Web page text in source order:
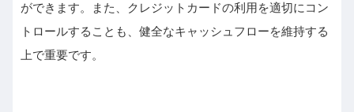
ができます。また、クレジットカードの利用を適切にコン
トロールすることも、健全なキャッシュフローを維持する
上で重要です。